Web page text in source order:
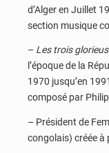
d’Alger en Juillet
section musique
– Les trois
l’époque de la
1970 jusqu’en
composé par
– Président de
congolais) créée à